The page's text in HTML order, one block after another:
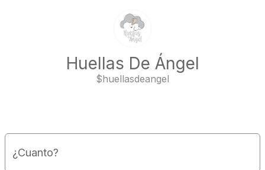
Huellas De Ángel
$huellasdeangel
¿Cuanto?